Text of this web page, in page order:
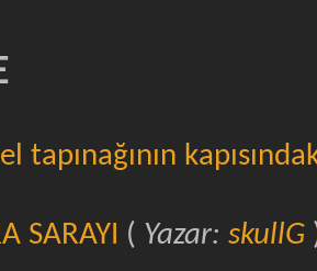
tapınağının
SARAYI ( Yazar: skullG